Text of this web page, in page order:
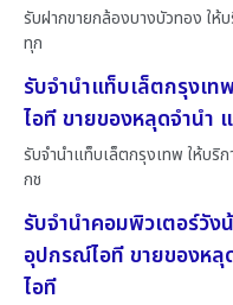
รับฝากขายกล้องบางบัวทอง ให้
ทุก
รับจำนำแท็บเล็ตกรุงเ
ไอที ขายของหลุดจำนำ
รับจำนำแท็บเล็ตกรุงเทพ ให้บริ
กช
รับจำนำคอมพิวเตอร์วัง
อุปกรณ์ไอที ขายของห
ไอที